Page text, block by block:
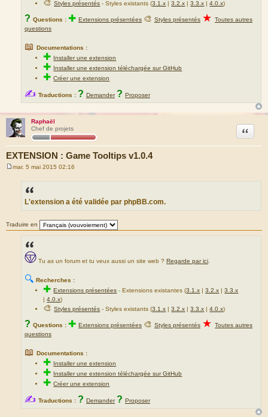
🎨Styles présentés - Styles existants (3.1.x |3.2.x |3.3.x |4.0.x)
? Questions : ✚ Extensions présentées 🎨 Styles présentés ★ Toutes autres
questions
📖 Documentations :
✚ Installer une extension
✚ Installer une extension téléchargée sur GitHub
✚Créer une extension
✍ Traductions : ? Demander ? Proposer
Raphaël
Chef de projets
EXTENSION : Game Tooltips v1.0.4
Citation
mar. 5 mai 2015 02:16
L'extension a été validée par phpBB.com.
Traduire en
Tu as un forum et tu veux aussi un site web ? Regarde par ici
🔍 Recherches :
✚Extensions présentées -Extensions existantes (3.1.x |3.2.x |3.3.x
|4.0.x)
🎨Styles présentés - Styles existants (3.1.x |3.2.x |3.3.x |4.0.x)
? Questions : ✚ Extensions présentées 🎨 Styles présentés ★ Toutes autres
questions
📖 Documentations :
✚ Installer une extension
✚ Installer une extension téléchargée sur GitHub
✚Créer une extension
✍ Traductions : ? Demander ? Proposer